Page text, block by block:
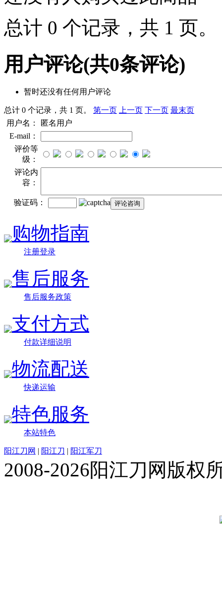
总计 0 个记录，共 1 页。
用户评论(共0条评论)
暂时还没有任何用户评论
总计 0 个记录，共 1 页。 第一页 上一页 下一页 最末页
用户名：
匿名用户
E-mail：
评价等
级：
评论内
容：
验证码：
购物指南
注册登录
售后服务
售后服务政策
支付方式
付款详细说明
物流配送
快递运输
特色服务
本站特色
阳江刀网 | 阳江刀 | 阳江军刀
2008-2026阳江刀网版权